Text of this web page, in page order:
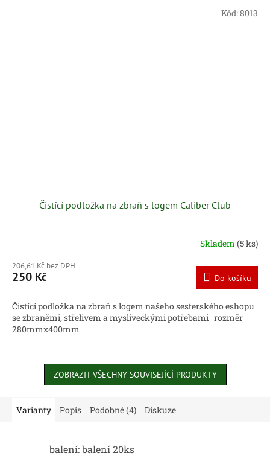
Čistící podložka na zbraň s logem Caliber Club
Skladem (5 ks)
206,61 Kč bez DPH
250 Kč Do košíku
Čistící podložka na zbraň s logem našeho sesterského eshopu
se zbraněmi, střelivem a mysliveckými potřebami rozměr
280mmx400mm
Kód:8013
ZOBRAZIT VŠECHNY SOUVISEJÍCÍ PRODUKTY
Varianty Popis Podobné (4) Diskuze
balení: balení 20ks